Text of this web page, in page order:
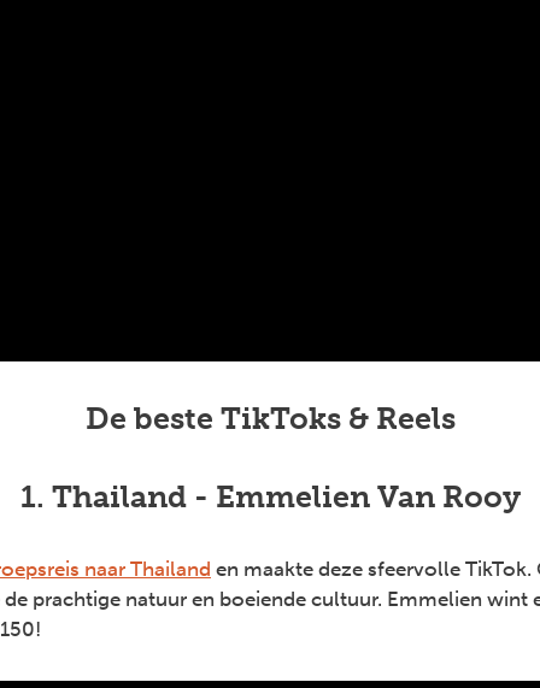
De beste TikToks & Reels
1. Thailand - Emmelien Van Rooy
naar Thailand en maakte deze sfeervolle
prachtige natuur en boeiende cultuur. Emmelien wint